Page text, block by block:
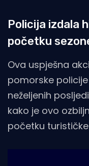
Policija izdala
početku
Ova uspješna
pomorske
neželjenih
kako je ovo
početku